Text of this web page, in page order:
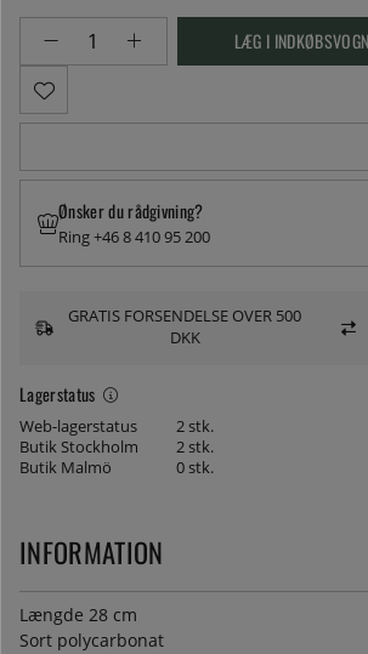
LÆG I
Lagerstatus
Web-lagerstatus
2 stk.
Butik Stockholm
2 stk.
Butik Malmö
0 stk.
Ønsker du rådgivning?
Ring +46 8 410 95 200
GRATIS FORSENDELSE OVER 500
DKK
INFORMATION
Længde 28 cm
Sort polycarbonat